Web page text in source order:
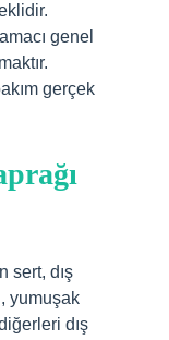
genel
gerçek
sert, dış
yumuşak
dış